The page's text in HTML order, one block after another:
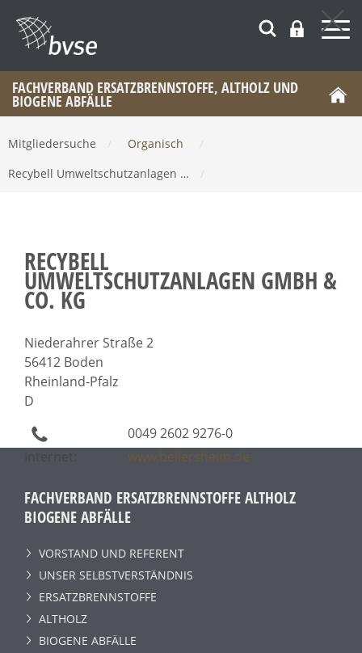
FACHVERBAND ERSATZBRENNSTOFFE, ALTHOLZ UND
BIOGENE ABFÄLLE
Mitgliedersuche Organisch
Recybell Umweltschutzanlagen …
RECYBELL
UMWELTSCHUTZANLAGEN GMBH &
CO. KG
Niederahrer Straße 2
56412 Boden
Rheinland-Pfalz
D
0049 2602 9276-0
www.bellersheim.de
FACHVERBAND ERSATZBRENNSTOFFE ALTHOLZ
BIOGENE ABFÄLLE
VORSTAND UND REFERENT
UNSER SELBSTVERSTÄNDNIS
ERSATZBRENNSTOFFE
ALTHOLZ
BIOGENE ABFÄLLE